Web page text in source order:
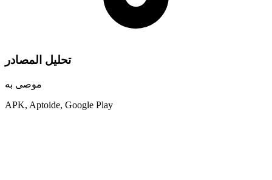
تحليل المصادر
موصى به
APK, Aptoide, Google Play